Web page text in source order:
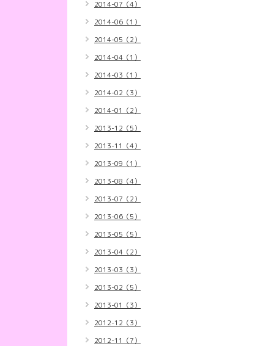
2014-07（4）
2014-06（1）
2014-05（2）
2014-04（1）
2014-03（1）
2014-02（3）
2014-01（2）
2013-12（5）
2013-11（4）
2013-09（1）
2013-08（4）
2013-07（2）
2013-06（5）
2013-05（5）
2013-04（2）
2013-03（3）
2013-02（5）
2013-01（3）
2012-12（3）
2012-11（7）